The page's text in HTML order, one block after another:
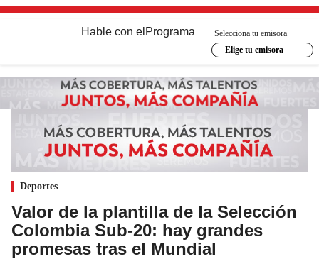
Hable con el Programa
Selecciona tu emisora
Elige tu emisora
Deportes
Valor de la plantilla de la Selección
Colombia Sub-20: hay grandes
promesas tras el Mundial